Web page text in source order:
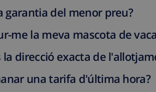
garantia del menor preu?
me la meva mascota de
la direcció exacta de
una tarifa d'última hora?